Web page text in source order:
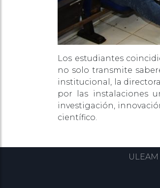
Los estudiantes
no solo transmite
institucional, la
por las instalaciones
investigación,
científico.